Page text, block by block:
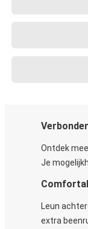
Ontdek
Je
Leun
extra